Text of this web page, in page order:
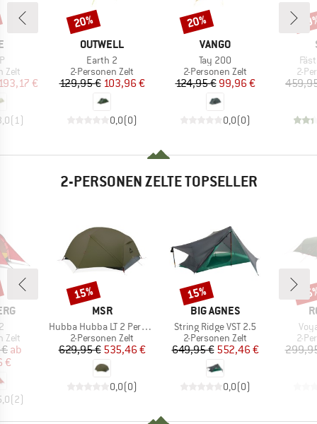
Zelt
Preis
€
(1 )
MARKE
OUTWELL
Artikel
Earth 2
Produktgruppe
2-Personen Zelt
Preis
129,95 €reduzierter Preis
103,96 €
0,0(0)
Rabatt
20%
MARKE
VANGO
Artikel
Tay 200
Produktgruppe
2-Personen Zelt
Preis
124,95 €reduzierter Preis
99,96 €
0,0(0)
Rabatt
20%
2-
2-PERSONEN ZELTE TOPSELLER
Zelt
Preis
ab
€
(2)
MARKE
MSR
Artikel
Hubba Hubba LT 2 Person
Produktgruppe
2-Personen Zelt
Preis
629,95 €reduzierter Preis
535,46 €
0,0(0)
Rabatt
15%
MARKE
BIG AGNES
Artikel
String Ridge VST 2.5
Produktgruppe
2-Personen Zelt
Preis
649,95 €reduzierter Preis
552,46 €
0,0(0)
Rabatt
15%
2-